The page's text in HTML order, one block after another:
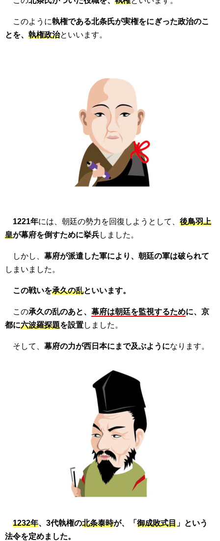
このように執権である北条氏が実権をにぎった政治のこ
とを、 執権政治といいます。
1221年には、朝廷の勢力を回復しようとして、 後鳥羽上
皇が幕府を倒すために挙兵しました。
しかし、 幕府が派遣した軍により、朝廷の軍は破られて
しまいました。
この戦いを承久の乱といいます。
この承久の乱のあと、 幕府は朝廷を監視するために、京
都に六波羅探題を設置しました。
そして、 幕府の力が西日本にまで及ぶようになります。
1232年、3代執権の北条泰時が、「 御成敗式目 」という
法令を定めました。